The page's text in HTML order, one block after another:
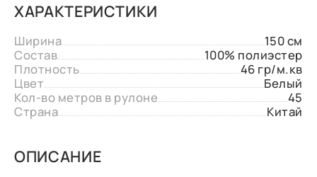
ХАРАКТЕРИСТИКИ
Ширина
150 см
Состав
100% полиэстер
Плотность
46 гр/м.кв
Цвет
Белый
Кол-во метров в рулоне
45
Страна
Китай
ОПИСАНИЕ